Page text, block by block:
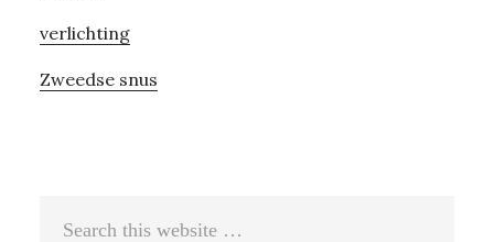
verlichting
Zweedse snus